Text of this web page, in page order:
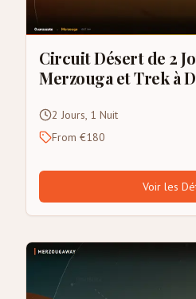
Circuit Désert de 2
Merzouga et Trek à
2 Jours, 1 Nuit
From €180
Voir les